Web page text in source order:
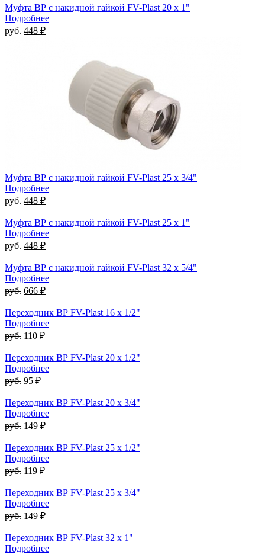
Муфта ВР с накидной гайкой FV-Plast 20 x 1"
Подробнее
руб. 448 ₽
Муфта ВР с накидной гайкой FV-Plast 25 x 3/4"
Подробнее
руб. 448 ₽
Муфта ВР с накидной гайкой FV-Plast 25 x 1"
Подробнее
руб. 448 ₽
Муфта ВР с накидной гайкой FV-Plast 32 x 5/4"
Подробнее
руб. 666 ₽
Переходник ВР FV-Plast 16 x 1/2"
Подробнее
руб. 110 ₽
Переходник ВР FV-Plast 20 x 1/2"
Подробнее
руб. 95 ₽
Переходник ВР FV-Plast 20 x 3/4"
Подробнее
руб. 149 ₽
Переходник ВР FV-Plast 25 x 1/2"
Подробнее
руб. 119 ₽
Переходник ВР FV-Plast 25 x 3/4"
Подробнее
руб. 149 ₽
Переходник ВР FV-Plast 32 x 1"
Подробнее